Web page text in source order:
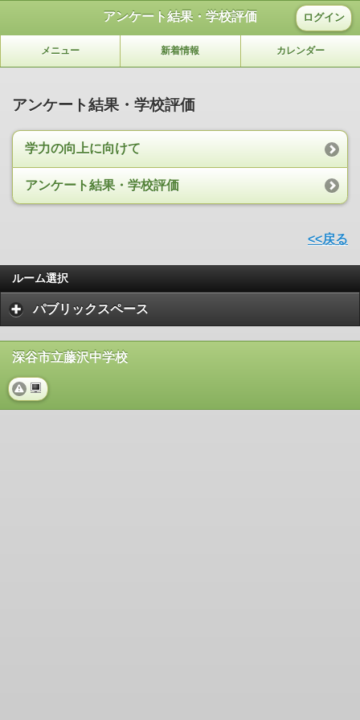
アンケート結果・学校評価 ログイン
メニュー 新着情報 カレンダー
アンケート結果・学校評価
学力の向上に向けて
アンケート結果・学校評価
<<戻る
ルーム選択
パブリックスペース
深谷市立藤沢中学校